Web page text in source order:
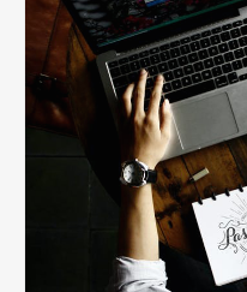
Responsivetasarım,
cihazlardan girildiğinde
elementlerin ekran
şekillendirilip ekrana
Genellikle desktop,